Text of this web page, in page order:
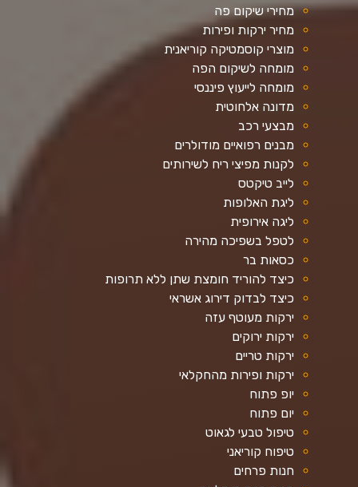
מחירי שיקום פה
מחיר ירקות ופירות
מוצרי קוסמטיקה קוריאנית
מומחה לשיקום הפה
מומחה לייעוץ פיננסי
מדונה אלחוטית
מבצעי רכב
מבנים רפואיים מודולרים
לקנות מפיצי ריח לשירותים
לייב טיקטס
ליגת האלופות
ליגה אירופית
לטפל בשפיכה מהירה
כסאות בר
כיצד להוריד חומצת שתן ללא תרופות
כיצד לבדוק דירוג אשראי
ירקות מעוטף עזה
ירקות ירוקים
ירקות טריים
ירקות ופירות מהחקלאי
יופ פתוח
יום פתוח
טיפול טבעי לגאוט
טיפוח קוריאני
חנות פרחים